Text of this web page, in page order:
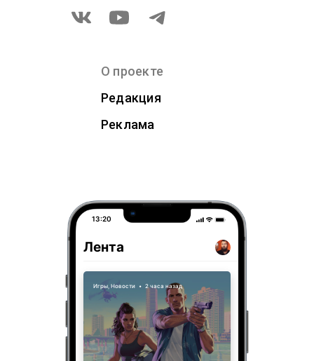
О проекте
Редакция
Реклама
13:20
Лента
Игры, Новости • 2 часа назад